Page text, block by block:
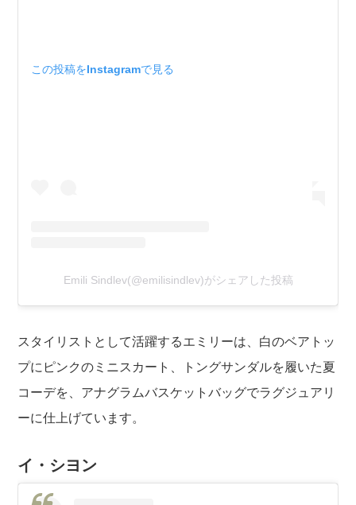
この投稿をInstagramで見る
Emili Sindlev(@emilisindlev)がシェアした投稿
スタイリストとして活躍するエミリーは、白のベアトッ
プにピンクのミニスカート、トングサンダルを履いた夏
コーデを、アナグラムバスケットバッグでラグジュアリ
ーに仕上げています。
イ・シヨン